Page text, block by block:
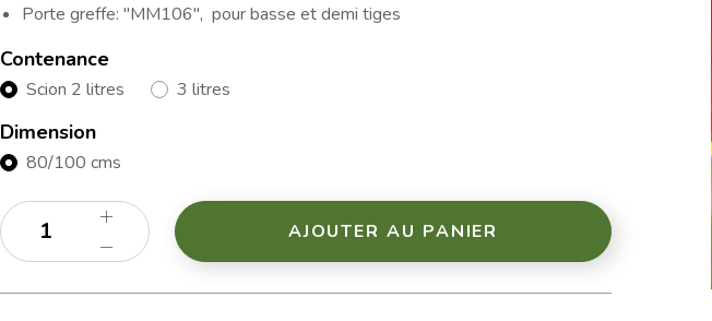
Porte greffe: "MM106", pour basse et demi tiges
Contenance
Scion 2 litres 3 litres
Dimension
80/100 cms
AJOUTER AU PANIER